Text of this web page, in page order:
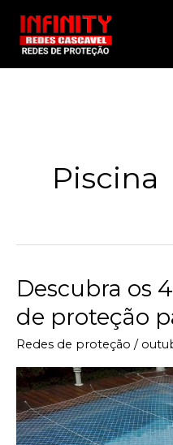
para
Piscina
Descubra os
de proteção
Redes de proteção /
Descubra
os
4
principais
tipos
de
proteção
para